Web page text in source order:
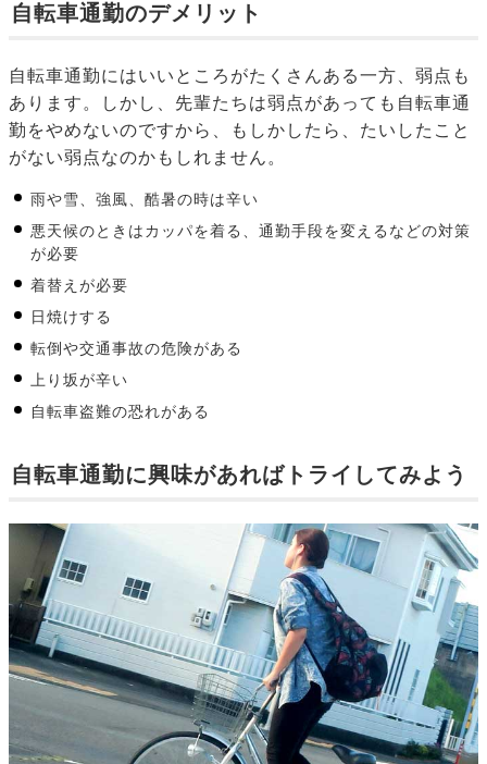
自転車通勤のデメリット
自転車通勤にはいいところがたくさんある一方、弱点も
あります。しかし、先輩たちは弱点があっても自転車通
勤をやめないのですから、もしかしたら、たいしたこと
がない弱点なのかもしれません。
雨や雪、強風、酷暑の時は辛い
悪天候のときはカッパを着る、通勤手段を変えるなどの対策
が必要
着替えが必要
日焼けする
転倒や交通事故の危険がある
上り坂が辛い
自転車盗難の恐れがある
自転車通勤に興味があればトライしてみよう